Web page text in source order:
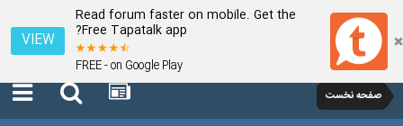
Read forum faster on mobile. Get the
Free Tapatalk app?
FREE - on Google Play
VIEW
صفحه نخست